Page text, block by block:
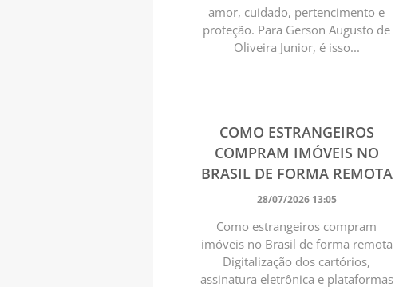
amor, cuidado, pertencimento e
proteção. Para Gerson Augusto de
Oliveira Junior, é isso...
COMO ESTRANGEIROS
COMPRAM IMÓVEIS NO
BRASIL DE FORMA REMOTA
28/07/2026 13:05
Como estrangeiros compram
imóveis no Brasil de forma remota
Digitalização dos cartórios,
assinatura eletrônica e plataformas